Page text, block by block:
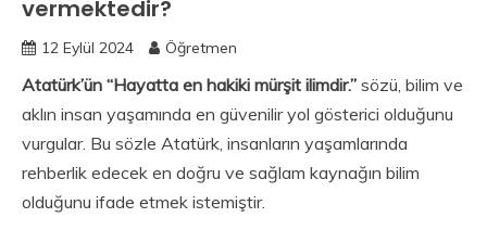
vermektedir?
12 Eylül 2024 Öğretmen
Atatürk’ün “Hayatta en hakiki mürşit ilimdir.” sözü, bilim ve
aklın insan yaşamında en güvenilir yol gösterici olduğunu
vurgular. Bu sözle Atatürk, insanların yaşamlarında
rehberlik edecek en doğru ve sağlam kaynağın bilim
olduğunu ifade etmek istemiştir.